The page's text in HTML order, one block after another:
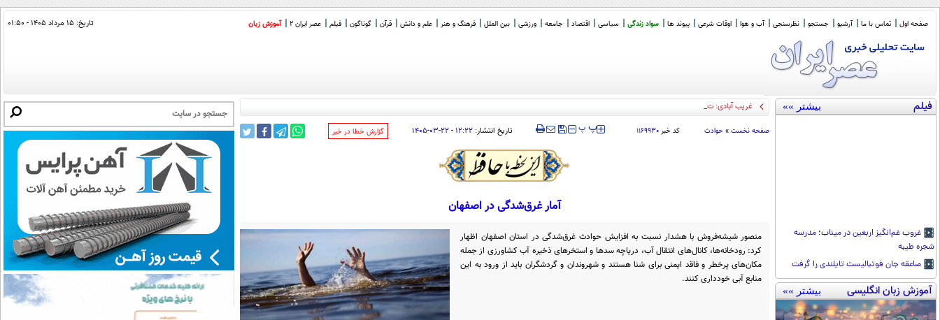
صفحه اول تماس با ما آرشیو جستجو نظرسنجی آب و هوا اوقات شرعی پیوند ها سواد زندگی سیاسی اقتصاد جامعه ورزشی بین الملل فرهنگ و هنر علم و دانش قرآن گوناگون فیلم عصر ایران 2 آموزش زبان تاریخ: ۱۵ مرداد ۱۴۰۵ - ۰۱:۵۰
فیلم بیشتر »»
غروب غم‌انگیز اربعین در میناب؛ مدرسه
شجره طیبه
صاعقه جان فوتبالیست تایلندی را گرفت
آموزش زبان انگلیسی بیشتر »»
غریب آبادی: تفاهم ایران و عمان دربار
صفحه نخست » حوادث کد خبر ۱۱۶۹۹۳۰ ‍‍‍ پ پ تاریخ انتشار:۱۲:۲۲ - ۲۲-۰۳-۱۴۰۵ ‌گزارش خطا در خبر
آمار غرق‌شدگی در اصفهان
منصور شیشه‌فروش با هشدار نسبت به افزایش حوادث غرق‌شدگی در استان اصفهان اظهار
کرد: رودخانه‌ها، کانال‌های انتقال آب، دریاچه سدها و استخرهای ذخیره آب کشاورزی از جمله
مکان‌های پرخطر و فاقد ایمنی برای شنا هستند و شهروندان و گردشگران باید از ورود به این
منابع آبی خودداری کنند.